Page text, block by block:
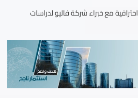
احترافية مع خبراء شركة فاليو لدراسات